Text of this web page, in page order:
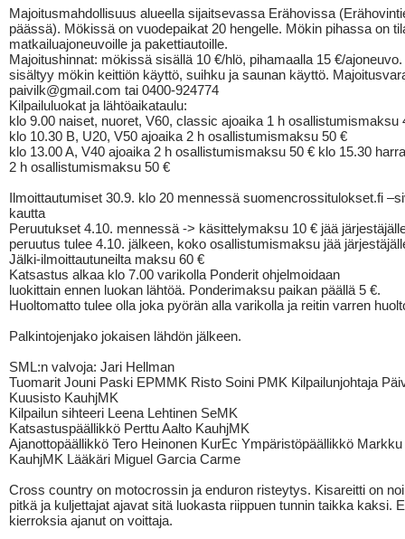
Majoitusmahdollisuus alueella sijaitsevassa Erähovissa
päässä). Mökissä on vuodepaikat 20 hengelle. Mökin pihassa on
matkailuajoneuvoille ja pakettiautoille.
Majoitushinnat: mökissä sisällä 10 €/hlö, pihamaalla 15 €/
sisältyy mökin keittiön käyttö, suihku ja saunan käyttö.
paivilk@gmail.com tai 0400-924774
Kilpailuluokat ja lähtöaikataulu:
klo 9.00 naiset, nuoret, V60, classic ajoaika 1 h osallistumismaksu
klo 10.30 B, U20, V50 ajoaika 2 h osallistumismaksu 50 €
klo 13.00 A, V40 ajoaika 2 h osallistumismaksu 50 € klo 15.30
2 h osallistumismaksu 50 €
Ilmoittautumiset 30.9. klo 20 mennessä suomencrossitulokset.fi
kautta
Peruutukset 4.10. mennessä -> käsittelymaksu 10 € jää
peruutus tulee 4.10. jälkeen, koko osallistumismaksu jää
Jälki-ilmoittautuneilta maksu 60 €
Katsastus alkaa klo 7.00 varikolla Ponderit ohjelmoidaan
luokittain ennen luokan lähtöä. Ponderimaksu paikan päällä 5 €.
Huoltomatto tulee olla joka pyörän alla varikolla ja reitin varren
Palkintojenjako jokaisen lähdön jälkeen.
SML:n valvoja: Jari Hellman
Tuomarit Jouni Paski EPMMK Risto Soini PMK Kilpailunjohtaja
Kuusisto KauhjMK
Kilpailun sihteeri Leena Lehtinen SeMK
Katsastuspäällikkö Perttu Aalto KauhjMK
Ajanottopäällikkö Tero Heinonen KurEc Ympäristöpäällikkö Markku
KauhjMK Lääkäri Miguel Garcia Carme
Cross country on motocrossin ja enduron risteytys. Kisareitti on
pitkä ja kuljettajat ajavat sitä luokasta riippuen tunnin taikka kaksi.
kierroksia ajanut on voittaja.